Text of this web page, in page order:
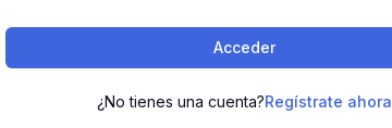
Acceder
¿No tienes una cuenta?Regístrate ahora